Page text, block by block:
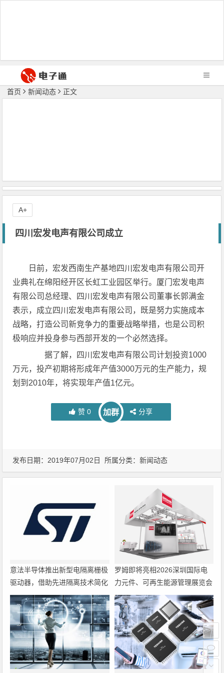
首页 新闻动态 正文
四川宏发电声有限公司成立
日前，宏发西南生产基地四川宏发电声有限公司开
业典礼在绵阳经开区长虹工业园区举行。厦门宏发电声
有限公司总经理、四川宏发电声有限公司董事长郭满金
表示，成立四川宏发电声有限公司，既是努力实施成本
战略，打造公司新竞争力的重要战略举措，也是公司积
极响应并投身参与西部开发的一个必然选择。
据了解，四川宏发电声有限公司计划投资1000
万元，投产初期将形成年产值3000万元的生产能力，规
划到2010年，将实现年产值1亿元。
赞 0 加群 分享
A+
发布日期：2019年07月02日 所属分类：新闻动态
意法半导体推出新型电隔离栅极
驱动器，借助先进隔离技术简化
电源设计
罗姆即将亮相2026深圳国际电
力元件、可再生能源管理展览会
暨研讨会